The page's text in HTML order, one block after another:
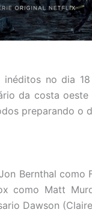
no dia
da costa
preparando o
Bernthal como
como Matt
Dawson